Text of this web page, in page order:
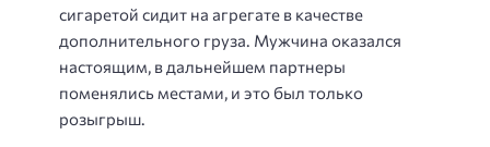
сигаретой сидит на агрегате в качестве
дополнительного груза. Мужчина оказался
настоящим, в дальнейшем партнеры
поменялись местами, и это был только
розыгрыш.